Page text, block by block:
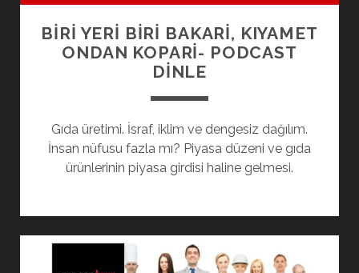
BİRİ YERİ BİRİ BAKARİ, KIYAMET
ONDAN KOPARİ- PODCAST
DINLE
Gıda üretimi. İsraf, iklim ve dengesiz dağılım.
İnsan nüfusu fazla mı? Piyasa düzeni ve gıda
ürünlerinin piyasa girdisi haline gelmesi.